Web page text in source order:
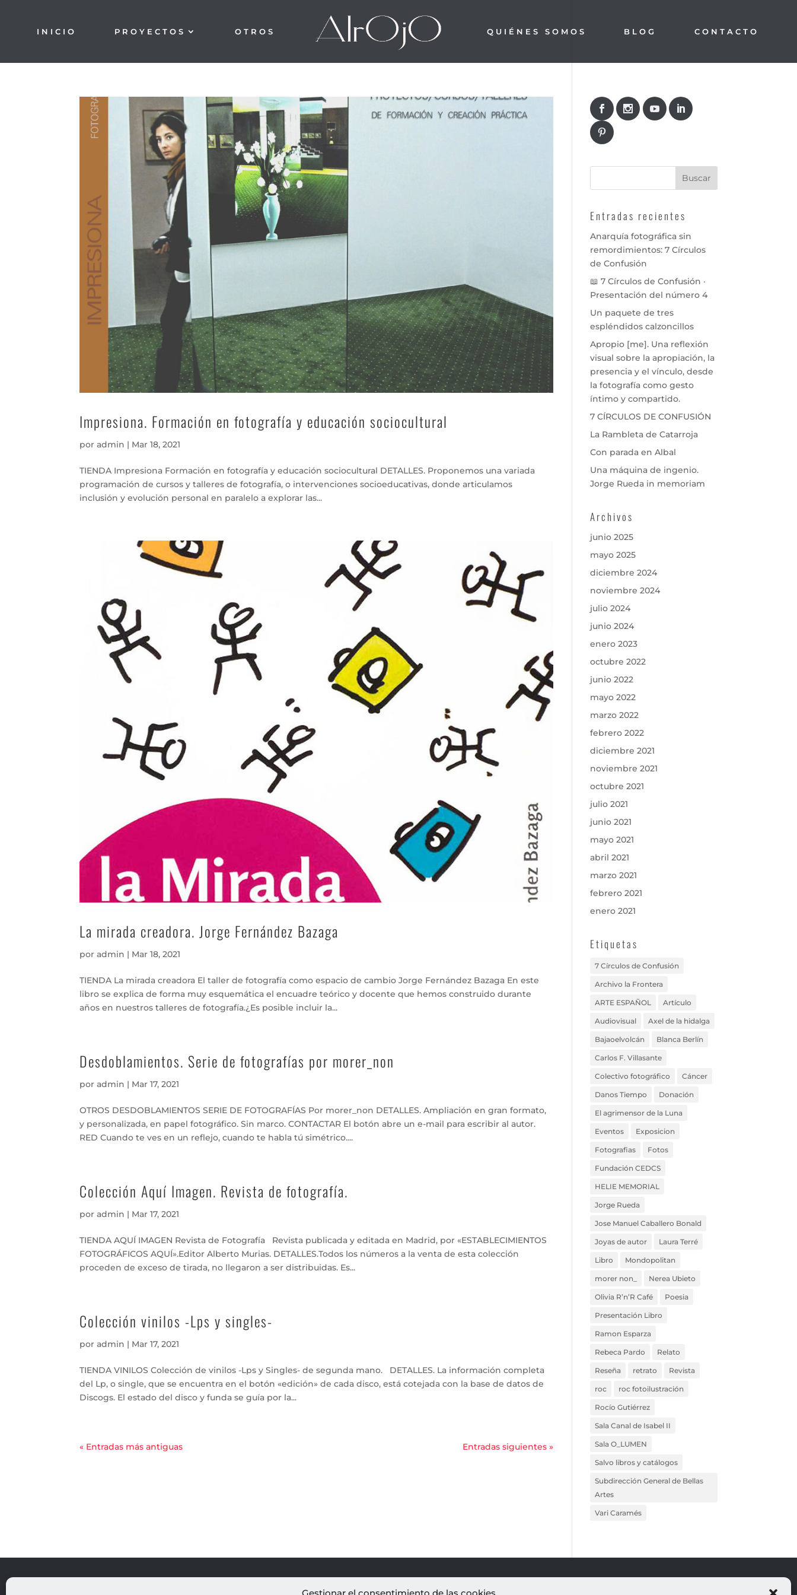
INICIO PROYECTOS OTROS QUIÉNES SOMOS BLOG CONTACTO
Impresiona. Formación en fotografía y educación sociocultural
poradmin | Mar 18, 2021
TIENDA Impresiona Formación en fotografía y educación sociocultural DETALLES. Proponemos una variada
programación de cursos y talleres de fotografía, o intervenciones socioeducativas, donde articulamos
inclusión y evolución personal en paralelo a explorar las...
La mirada creadora. Jorge Fernández Bazaga
poradmin | Mar 18, 2021
TIENDA La mirada creadora El taller de fotografía como espacio de cambio Jorge Fernández Bazaga En este
libro se explica de forma muy esquemática el encuadre teórico y docente que hemos construido durante
años en nuestros talleres de fotografía.¿Es posible incluir la...
Desdoblamientos. Serie de fotografías por morer_non
poradmin | Mar 17, 2021
OTROS DESDOBLAMIENTOS SERIE DE FOTOGRAFÍAS Por morer_non DETALLES. Ampliación en gran formato,
y personalizada, en papel fotográfico. Sin marco. CONTACTAR El botón abre un e-mail para escribir al autor.
RED Cuando te ves en un reflejo, cuando te habla tú simétrico....
Colección Aquí Imagen. Revista de fotografía.
poradmin | Mar 17, 2021
TIENDA AQUÍ IMAGEN Revista de Fotografía Revista publicada y editada en Madrid, por «ESTABLECIMIENTOS
FOTOGRÁFICOS AQUÍ».Editor Alberto Murias. DETALLES.Todos los números a la venta de esta colección
proceden de exceso de tirada, no llegaron a ser distribuidas. Es...
Colección vinilos -Lps y singles-
poradmin | Mar 17, 2021
TIENDA VINILOS Colección de vinilos -Lps y Singles- de segunda mano. DETALLES. La información completa
del Lp, o single, que se encuentra en el botón «edición» de cada disco, está cotejada con la base de datos de
Discogs. El estado del disco y funda se guía por la...
« Entradas más antiguas Entradas siguientes »
Entradas recientes
Anarquía fotográfica sin
remordimientos: 7 Círculos
de Confusión
📖 7 Círculos de Confusión ·
Presentación del número 4
Un paquete de tres
espléndidos calzoncillos
Apropio [me]. Una reflexión
visual sobre la apropiación, la
presencia y el vínculo, desde
la fotografía como gesto
íntimo y compartido.
7 CÍRCULOS DE CONFUSIÓN
La Rambleta de Catarroja
Con parada en Albal
Una máquina de ingenio.
Jorge Rueda in memoriam
Archivos
junio 2025
mayo 2025
diciembre 2024
noviembre 2024
julio 2024
junio 2024
enero 2023
octubre 2022
junio 2022
mayo 2022
marzo 2022
febrero 2022
diciembre 2021
noviembre 2021
octubre 2021
julio 2021
junio 2021
mayo 2021
abril 2021
marzo 2021
febrero 2021
enero 2021
Etiquetas
7 Círculos de Confusión
Archivo la Frontera
ARTE ESPAÑOL Artículo
Audiovisual Axel de la hidalga
Bajaoelvolcán Blanca Berlín
Carlos F. Villasante
Colectivo fotográfico Cáncer
Danos Tiempo Donación
El agrimensor de la Luna
Eventos Exposicion
Fotografias Fotos
Fundación CEDCS
HELIE MEMORIAL
Jorge Rueda
Jose Manuel Caballero Bonald
Joyas de autor Laura Terré
Libro Mondopolitan
morer non_ Nerea Ubieto
Olivia R’n’R Café Poesia
Presentación Libro
Ramon Esparza
Rebeca Pardo Relato
Reseña retrato Revista
roc roc fotoilustración
Rocío Gutiérrez
Sala Canal de Isabel II
Sala O_LUMEN
Salvo libros y catálogos
Subdirección General de Bellas
Artes
Vari Caramés
PROYECTOS